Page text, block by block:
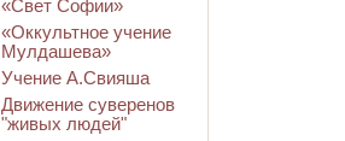
«Свет Софии»
«Оккультное учение
Мулдашева»
Учение А.Свияша
Движение суверенов
"живых людей"